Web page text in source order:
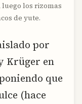
luego los rizomas
de yute.
por
Krüger en
que
(hace